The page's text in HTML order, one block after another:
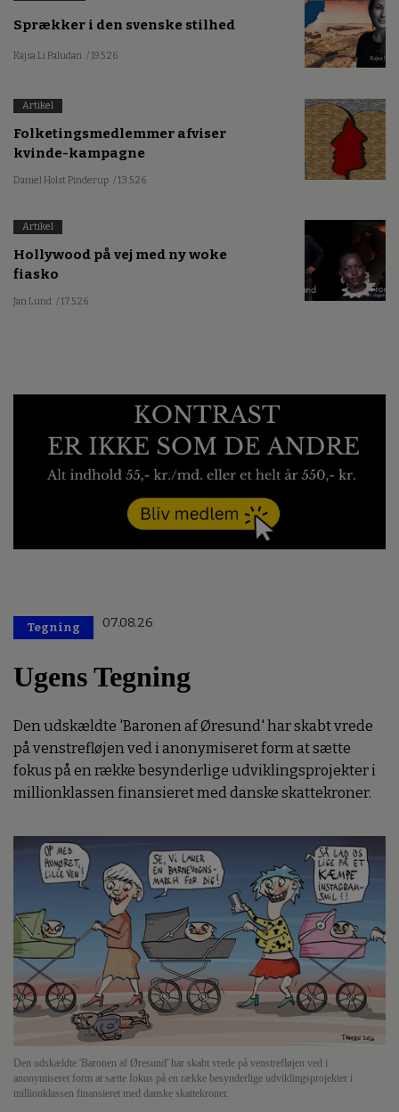
Sprækker i den svenske stilhed
Kajsa Li Paludan / 19.5.26
Artikel
Folketingsmedlemmer afviser
kvinde-kampagne
Daniel Holst Pinderup / 13.5.26
Artikel
Hollywood på vej med ny woke
fiasko
Jan Lund / 17.5.26
Tegning 07.08.26
Ugens Tegning
Den udskældte 'Baronen af Øresund' har skabt vrede
på venstrefløjen ved i anonymiseret form at sætte
fokus på en række besynderlige udviklingsprojekter i
millionklassen finansieret med danske skattekroner.
Den udskældte 'Baronen af Øresund' har skabt vrede på venstrefløjen ved i
anonymiseret form at sætte fokus på en række besynderlige udviklingsprojekter i
millionklassen finansieret med danske skattekroner.